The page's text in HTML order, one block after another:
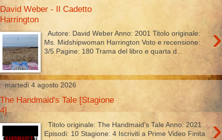
David Weber - Il Cadetto
Harrington
›
Autore: David Weber Anno: 2001 Titolo originale:
Ms. Midshipwoman Harrington Voto e recensione:
3/5 Pagine: 180 Trama del libro e quarta d...
martedì 4 agosto 2026
The Handmaid's Tale [Stagione
4]
›
Titolo originale: The Handmaid's Tale Anno: 2021
Episodi: 10 Stagione: 4 Iscriviti a Prime Video Finita